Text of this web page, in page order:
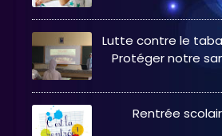
Lutte contre le
Protéger notre
Rentrée